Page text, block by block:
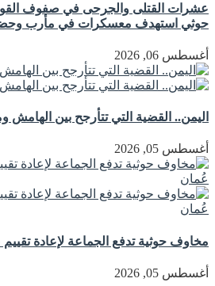
عشرات القتلى والجرحى في صفوف
حوثي استهدف معسكرات في مأرب
أغسطس 06, 2026
اليمن.. القضية التي تتأرجح بين الهامش
أغسطس 05, 2026
مخاوف حوثية تدفع الجماعة لإعادة
أغسطس 05, 2026